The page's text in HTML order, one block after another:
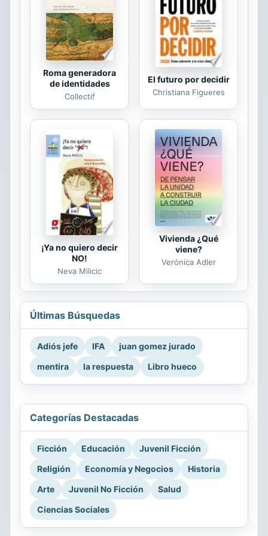
Roma generadora
de identidades
Collectif
El futuro por decidir
Christiana Figueres
¡Ya no quiero decir
NO!
Neva Milicic
Vivienda ¿Qué
viene?
Verónica Adler
Últimas Búsquedas
Adiós jefe IFA
juan gomez jurado
mentira
la respuesta Libro hueco
Categorías Destacadas
Ficción Educación
Juvenil Ficción
Religión
Economía y Negocios
Historia
Arte
Juvenil No Ficción
Salud
Ciencias Sociales